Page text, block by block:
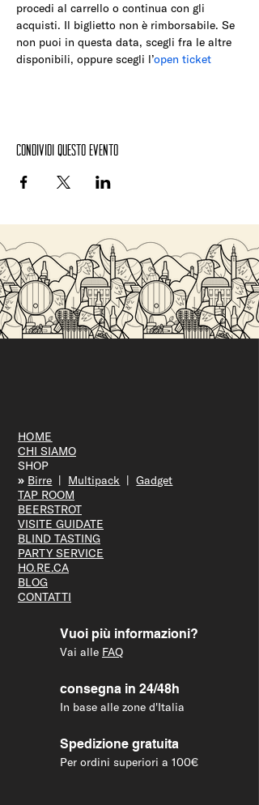
procedi al carrello o continua con gli
acquisti. Il biglietto non è rimborsabile. Se
non puoi in questa data, scegli fra le altre
disponibili, oppure scegli l’open ticket
Condividi questo evento
HOME
CHI SIAMO
SHOP
» Birre | Multipack |Gadget
TAP ROOM
BEERSTROT
VISITE GUIDATE
BLIND TASTING
PARTY SERVICE
HO.RE.CA
BLOG
CONTATTI
Vuoi più informazioni?
Vai alle FAQ
consegna in 24/48h
In base alle zone d'Italia
Spedizione gratuita
Per ordini superiori a 100€